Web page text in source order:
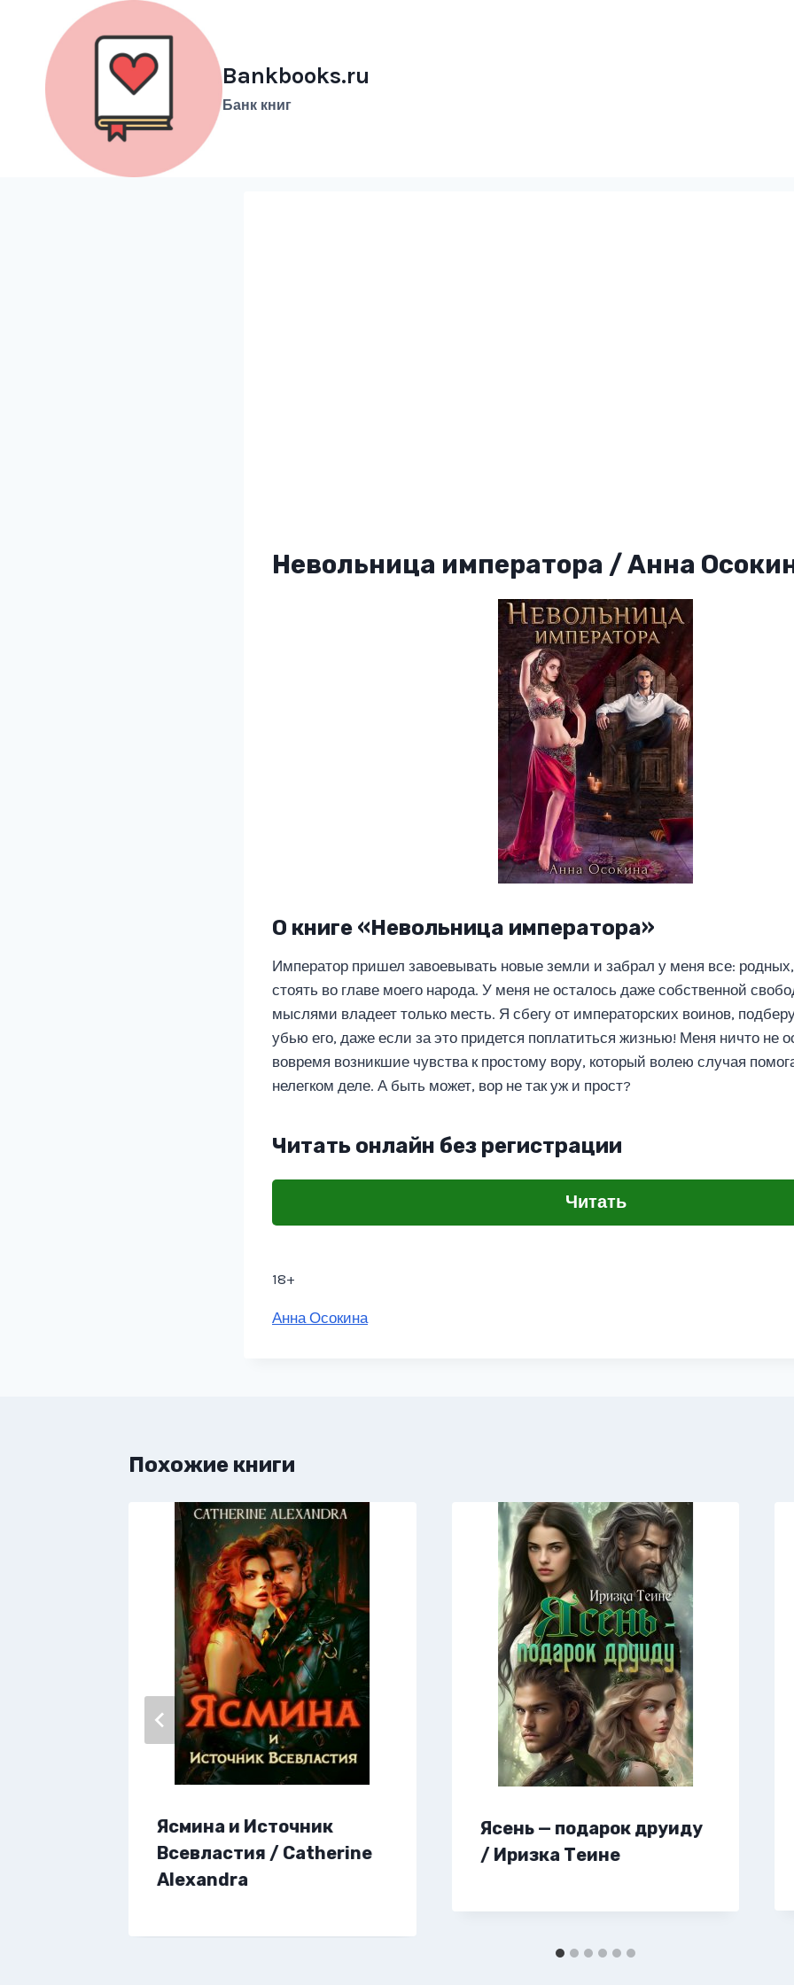
содержимому
Bankbooks.ru
Банк книг
Невольница императора / Анна
О книге «Невольница императора»
Император пришел завоевывать новые земли и забрал у меня все:
стоять во главе моего народа. У меня не осталось даже собственной
мыслями владеет только месть. Я сбегу от императорских воинов,
убью его, даже если за это придется поплатиться жизнью! Меня ничто не
вовремя возникшие чувства к простому вору, который волею случая
нелегком деле. А быть может, вор не так уж и прост?
Читать онлайн без регистрации
Читать
18+
Метки
Анна Осокина
Похожие книги
Ясмина и Источник
Всевластия / Catherine
Alexandra
Ясень — подарок друиду
/ Иризка Теине